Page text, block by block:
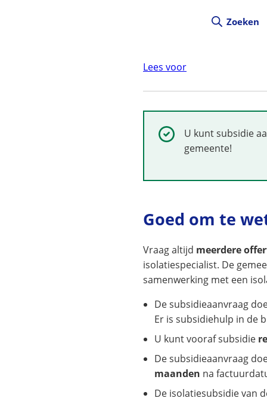
Zoeken
Lees voor
Succesvol:
U kunt subsidie
gemeente!
Goed om te
Vraag altijd meerdere
isolatiespecialist. De
samenwerking met een
De subsidieaanvraag
Er is subsidiehulp in de
U kunt vooraf subsidie
De subsidieaanvraag
maanden na
De isolatiesubsidie van